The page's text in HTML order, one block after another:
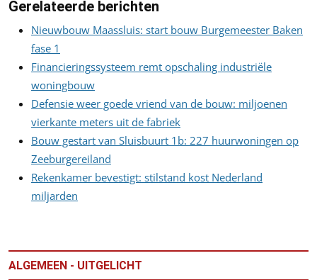
Gerelateerde berichten
Nieuwbouw Maassluis: start bouw Burgemeester Baken
fase 1
Financieringssysteem remt opschaling industriële
woningbouw
Defensie weer goede vriend van de bouw: miljoenen
vierkante meters uit de fabriek
Bouw gestart van Sluisbuurt 1b: 227 huurwoningen op
Zeeburgereiland
Rekenkamer bevestigt: stilstand kost Nederland
miljarden
ALGEMEEN - UITGELICHT